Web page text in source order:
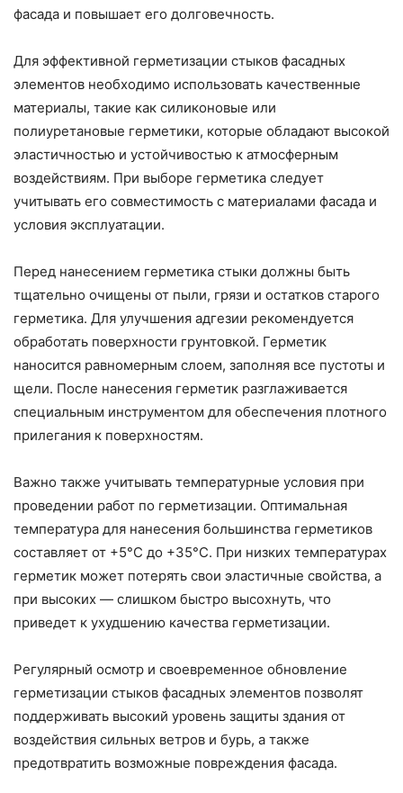
фасада и повышает его долговечность.
Для эффективной герметизации стыков фасадных
элементов необходимо использовать качественные
материалы, такие как силиконовые или
полиуретановые герметики, которые обладают высокой
эластичностью и устойчивостью к атмосферным
воздействиям. При выборе герметика следует
учитывать его совместимость с материалами фасада и
условия эксплуатации.
Перед нанесением герметика стыки должны быть
тщательно очищены от пыли, грязи и остатков старого
герметика. Для улучшения адгезии рекомендуется
обработать поверхности грунтовкой. Герметик
наносится равномерным слоем, заполняя все пустоты и
щели. После нанесения герметик разглаживается
специальным инструментом для обеспечения плотного
прилегания к поверхностям.
Важно также учитывать температурные условия при
проведении работ по герметизации. Оптимальная
температура для нанесения большинства герметиков
составляет от +5°C до +35°C. При низких температурах
герметик может потерять свои эластичные свойства, а
при высоких — слишком быстро высохнуть, что
приведет к ухудшению качества герметизации.
Регулярный осмотр и своевременное обновление
герметизации стыков фасадных элементов позволят
поддерживать высокий уровень защиты здания от
воздействия сильных ветров и бурь, а также
предотвратить возможные повреждения фасада.